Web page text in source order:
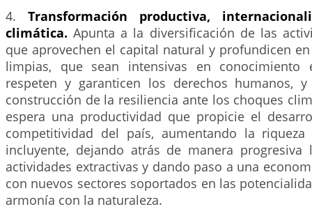
4. Transformación productiva,
climática.Apunta a la diversificación de las
que aprovechen el capital natural y profundicen
limpias, que sean intensivas en conocimiento
respeten y garanticen los derechos humanos,
construcción de la resiliencia ante los choques
espera una productividad que propicie el
competitividad del país, aumentando la
incluyente, dejando atrás de manera progresiva
actividades extractivas y dando paso a una
con nuevos sectores soportados en las
armonía con la naturaleza.